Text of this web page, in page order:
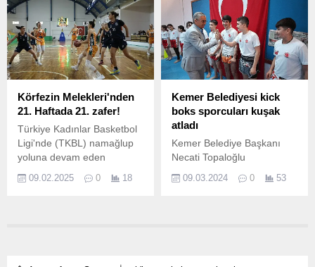
Gençler Türkiye Judo
Şampiyonasında Kocaeli
Büyükşehir Belediye
Kağıtspor’un başarılı
judocuları kürsüde en çok
yer alan sporcular oldu.
arasında İstanbul'da
gerçekleşti.
Körfezin Melekleri'nden
21. Haftada 21. zafer!
Türkiye Kadınlar Basketbol
Ligi'nde (TKBL) namağlup
yoluna devam eden
Belediyesi Gürespor,
09.02.2025 0 18
Kemer Belediyesi kick
boks sporcuları kuşak
atladı
Kemer Belediye Başkanı
Necati Topaloğlu
Beledityesi Kick Boks
09.03.2024 0 53